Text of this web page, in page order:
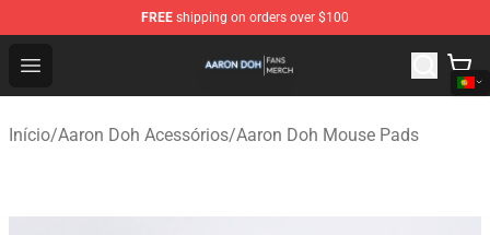
FREE shipping on orders over $100
Open menu
Aaron Doh Shop - Official Aaron Doh Merchandise Store
Início/Aaron Doh Acessórios/Aaron Doh Mouse Pads